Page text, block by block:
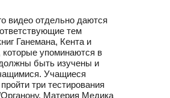
видео отдельно даются
тем
Ганемана, Кента и
которые упоминаются в
быть изучены и
Учащиеся
три тестирования
Материя Медика